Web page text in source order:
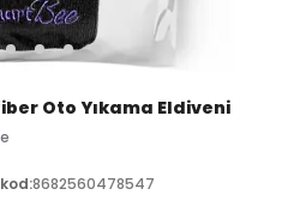
Oto Yıkama Eldiveni
:8682560478547